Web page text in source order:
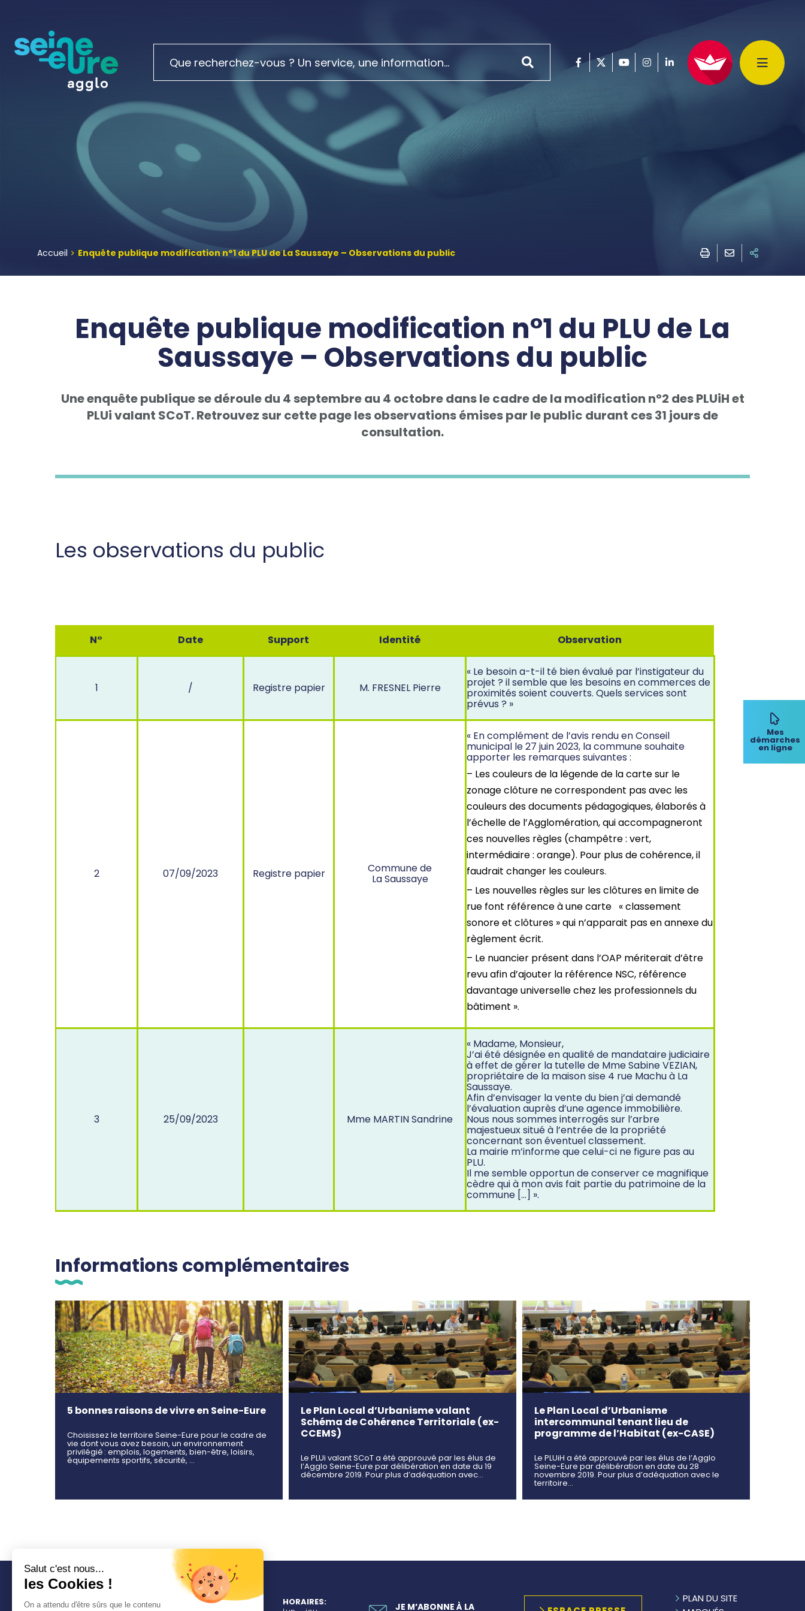
Salut c'est nous...
les Cookies !
On a attendu d'être sûrs que le contenu
Mes
démarches
en ligne
Accueil Enquête publique modification n°1 du PLU de La Saussaye – Observations du public
Enquête publique modification n°1 du PLU de La
Saussaye – Observations du public
Une enquête publique se déroule du 4 septembre au 4 octobre dans le cadre de la modification n°2 des PLUiH et
PLUi valant SCoT. Retrouvez sur cette page les observations émises par le public durant ces 31 jours de
consultation.
Les observations du public
N° Date Support Identité Observation
1 / Registre papier M. FRESNEL Pierre
« Le besoin a-t-il té bien évalué par l’instigateur du
projet ? il semble que les besoins en commerces de
proximités soient couverts. Quels services sont
prévus ? »
2 07/09/2023 Registre papier Commune de
La Saussaye
« En complément de l’avis rendu en Conseil
municipal le 27 juin 2023, la commune souhaite
apporter les remarques suivantes :
– Les couleurs de la légende de la carte sur le
zonage clôture ne correspondent pas avec les
couleurs des documents pédagogiques, élaborés à
l’échelle de l’Agglomération, qui accompagneront
ces nouvelles règles (champêtre : vert,
intermédiaire : orange). Pour plus de cohérence, il
faudrait changer les couleurs.
– Les nouvelles règles sur les clôtures en limite de
rue font référence à une carte « classement
sonore et clôtures » qui n’apparait pas en annexe du
règlement écrit.
– Le nuancier présent dans l’OAP mériterait d’être
revu afin d’ajouter la référence NSC, référence
davantage universelle chez les professionnels du
bâtiment ».
3 25/09/2023 Mme MARTIN Sandrine
« Madame, Monsieur,
J’ai été désignée en qualité de mandataire judiciaire
à effet de gérer la tutelle de Mme Sabine VEZIAN,
propriétaire de la maison sise 4 rue Machu à La
Saussaye.
Afin d’envisager la vente du bien j’ai demandé
l’évaluation auprès d’une agence immobilière.
Nous nous sommes interrogés sur l’arbre
majestueux situé à l’entrée de la propriété
concernant son éventuel classement.
La mairie m’informe que celui-ci ne figure pas au
PLU.
Il me semble opportun de conserver ce magnifique
cèdre qui à mon avis fait partie du patrimoine de la
commune […] ».
Informations complémentaires
5 bonnes raisons de vivre en Seine-Eure
Choisissez le territoire Seine-Eure pour le cadre de
vie dont vous avez besoin, un environnement
privilégié : emplois, logements, bien-être, loisirs,
équipements sportifs, sécurité, …
Le Plan Local d’Urbanisme valant
Schéma de Cohérence Territoriale (ex-
CCEMS)
Le PLUi valant SCoT a été approuvé par les élus de
l’Agglo Seine-Eure par délibération en date du 19
décembre 2019. Pour plus d’adéquation avec…
Le Plan Local d’Urbanisme
intercommunal tenant lieu de
programme de l’Habitat (ex-CASE)
Le PLUiH a été approuvé par les élus de l’Agglo
Seine-Eure par délibération en date du 28
novembre 2019. Pour plus d’adéquation avec le
territoire…
COMMUNAUTÉ
HORAIRES:
JE M’ABONNE À LA
PLAN DU SITE